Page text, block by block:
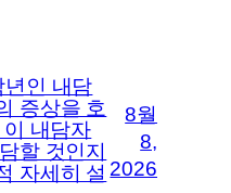
인 내담
증상을 호
내담자
할 것인지
자세히 설
8월
8,
2026